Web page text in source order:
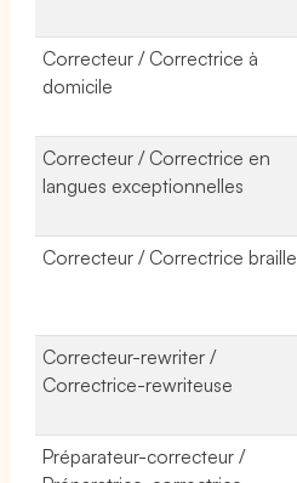
Correcteur / Correctrice à
domicile
Correcteur / Correctrice en
langues exceptionnelles
Correcteur / Correctrice braille
Correcteur-rewriter /
Correctrice-rewriteuse
Préparateur-correcteur /